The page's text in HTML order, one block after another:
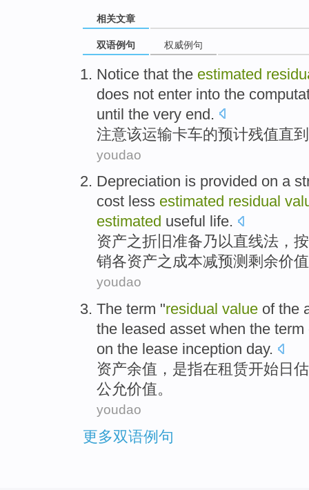
相关文章
双语例句 权威例句
Notice that the estimated
does not enter into the
until the very end.
注意该运输卡车的预计残值直到
youdao
Depreciation is provided on a
cost less estimated residual
estimated useful life.
资产之折旧准备乃以直线法， 按
销各资产之 成本减预测 剩余价值
youdao
The term "residual value ofthe
the leased asset when the
on the lease inception day.
资产余值 ， 是指在租赁开始日
公允价值。
youdao
更多双语例句